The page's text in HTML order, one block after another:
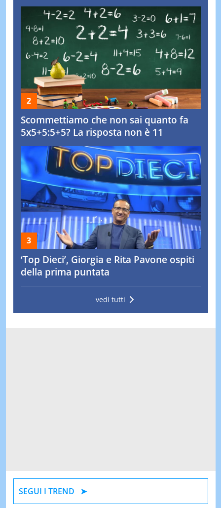
Scommettiamo che non sai quanto fa
5x5+5:5+5? La risposta non è 11
‘Top Dieci’, Giorgia e Rita Pavone ospiti
della prima puntata
vedi tutti
SEGUI I TREND